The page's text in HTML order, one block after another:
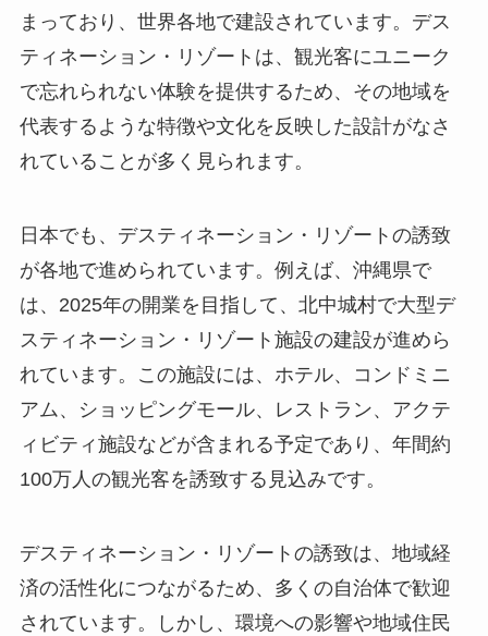
まっており、世界各地で建設されています。デス
ティネーション・リゾートは、観光客にユニーク
で忘れられない体験を提供するため、その地域を
代表するような特徴や文化を反映した設計がなさ
れていることが多く見られます。
日本でも、デスティネーション・リゾートの誘致
が各地で進められています。例えば、沖縄県で
は、2025年の開業を目指して、北中城村で大型デ
スティネーション・リゾート施設の建設が進めら
れています。この施設には、ホテル、コンドミニ
アム、ショッピングモール、レストラン、アクテ
ィビティ施設などが含まれる予定であり、年間約
100万人の観光客を誘致する見込みです。
デスティネーション・リゾートの誘致は、地域経
済の活性化につながるため、多くの自治体で歓迎
されています。しかし、環境への影響や地域住民